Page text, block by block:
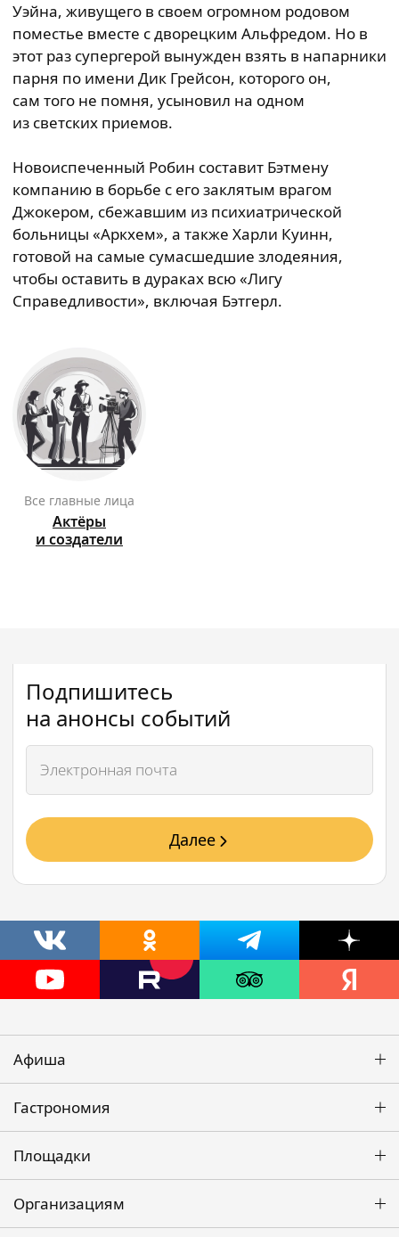
Уэйна, живущего в своем огромном родовом
поместье вместе с дворецким Альфредом. Но в
этот раз супергерой вынужден взять в напарники
парня по имени Дик Грейсон, которого он,
сам того не помня, усыновил на одном
из светских приемов.
Новоиспеченный Робин составит Бэтмену
компанию в борьбе с его заклятым врагом
Джокером, сбежавшим из психиатрической
больницы «Аркхем», а также Харли Куинн,
готовой на самые сумасшедшие злодеяния,
чтобы оставить в дураках всю «Лигу
Справедливости», включая Бэтгерл.
Все главные лица
Актёры
и создатели
Подпишитесь
на анонсы событий
Далее
Афиша
Гастрономия
Площадки
Организациям